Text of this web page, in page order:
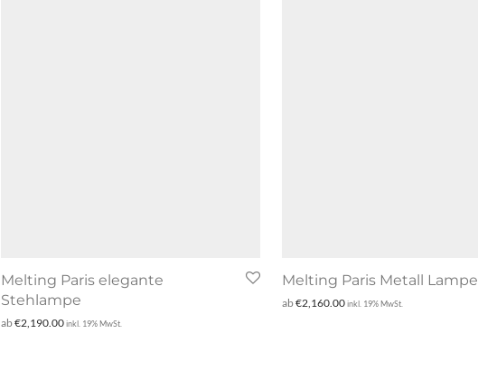
Melting Paris elegante
Stehlampe
ab€2,190.00inkl. 19% MwSt.
Melting Paris Metall Lampe
ab€2,160.00inkl. 19% MwSt.